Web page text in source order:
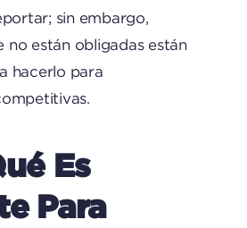
sin embargo,
no están obligadas están
hacerlo para
Es
Para